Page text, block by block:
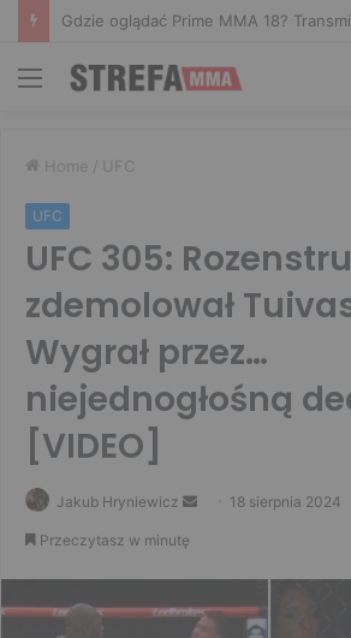
Gdzie oglądać Prime MMA 18?
Menu
Home / UFC
UFC
UFC 305:
zdemolował
Wygrał przez…
niejednogłośną
[VIDEO]
Jakub Hryniewicz
Send 18 sierpnia 2024
Przeczytasz w minutę